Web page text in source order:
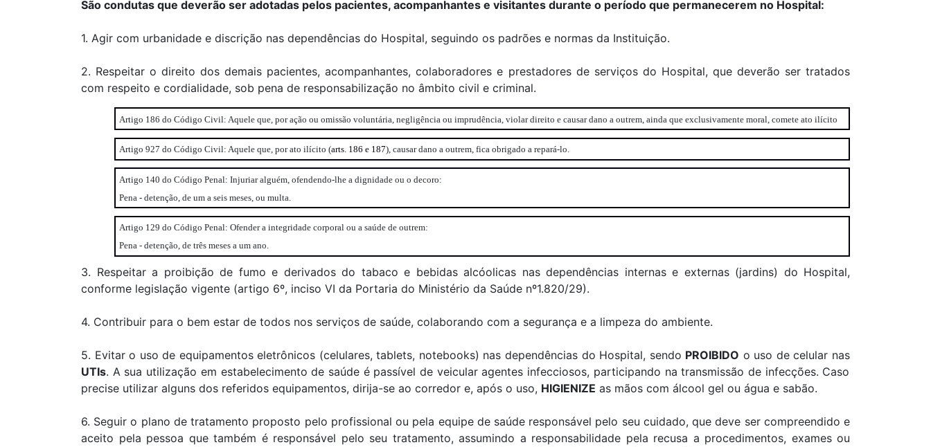
São condutas que deverão ser adotadas pelos pacientes, acompanhantes e visitantes durante o período que permanecerem no Hospital:
1. Agir com urbanidade e discrição nas dependências do Hospital, seguindo os padrões e normas da Instituição.
2. Respeitar o direito dos demais pacientes, acompanhantes, colaboradores e prestadores de serviços do Hospital, que deverão ser tratados
com respeito e cordialidade, sob pena de responsabilização no âmbito civil e criminal.
Artigo 186 do Código Civil: Aquele que, por ação ou omissão voluntária, negligência ou imprudência, violar direito e causar dano a outrem, ainda que exclusivamente moral, comete ato ilícito
Artigo 927 do Código Civil: Aquele que, por ato ilícito (arts. 186 e 187), causar dano a outrem, fica obrigado a repará-lo.
Artigo 140 do Código Penal: Injuriar alguém, ofendendo-lhe a dignidade ou o decoro:
Pena - detenção, de um a seis meses, ou multa.
Artigo 129 do Código Penal: Ofender a integridade corporal ou a saúde de outrem:
Pena - detenção, de três meses a um ano.
3. Respeitar a proibição de fumo e derivados do tabaco e bebidas alcóolicas nas dependências internas e externas (jardins) do Hospital,
conforme legislação vigente (artigo 6º, inciso VI da Portaria do Ministério da Saúde nº1.820/29).
4. Contribuir para o bem estar de todos nos serviços de saúde, colaborando com a segurança e a limpeza do ambiente.
5. Evitar o uso de equipamentos eletrônicos (celulares, tablets, notebooks) nas dependências do Hospital, sendo PROIBIDO o uso de celular nas
UTIs. A sua utilização em estabelecimento de saúde é passível de veicular agentes infecciosos, participando na transmissão de infecções. Caso
precise utilizar alguns dos referidos equipamentos, dirija-se ao corredor e, após o uso, HIGIENIZE as mãos com álcool gel ou água e sabão.
6. Seguir o plano de tratamento proposto pelo profissional ou pela equipe de saúde responsável pelo seu cuidado, que deve ser compreendido e
aceito pela pessoa que também é responsável pelo seu tratamento, assumindo a responsabilidade pela recusa a procedimentos, exames ou